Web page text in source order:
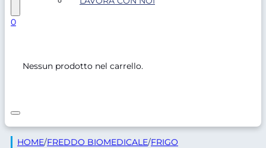
0
Nessun prodotto nel carrello.
HOME/FREDDO BIOMEDICALE/FRIGO